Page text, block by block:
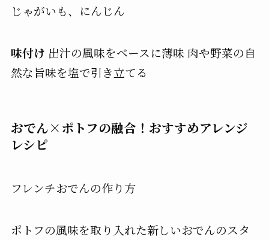
じゃがいも、にんじん
味付け 出汁の風味をベースに薄味 肉や野菜の自
然な旨味を塩で引き立てる
おでん×ポトフの融合！おすすめアレンジ
レシピ
フレンチおでんの作り方
ポトフの風味を取り入れた新しいおでんのスタ